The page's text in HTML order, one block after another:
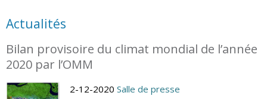
Actualités
Bilan provisoire du climat mondial de l’année
2020 par l’OMM
2-12-2020 Salle de presse